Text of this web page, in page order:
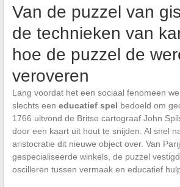
Van de puzzel van
de technieken van
hoe de puzzel de
veroveren
Lang voordat het een sociaal fenomeen
slechts een educatief spel bedoeld om
1766 uitvond de Britse cartograaf John
door een kaart uit hout te snijden. Al snel
aristocratie dit nieuwe object over. Van
gespecialiseerde winkels, de puzzel
oscilleren tussen vermaak en educatief